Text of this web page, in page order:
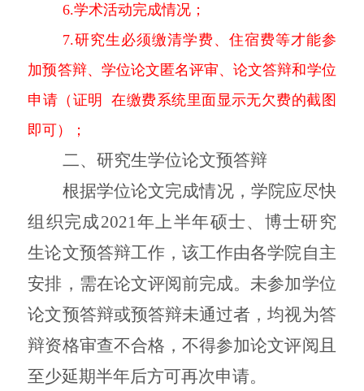
6.学术活动完成情况；
7.研究生必须缴清学费、住宿费等才能参
加预答辩、学位论文匿名评审、论文答辩和学位
申请（证明 在缴费系统里面显示无欠费的截图
即可）；
二、研究生学位论文预答辩
根据学位论文完成情况，学院应尽快
组织完成2021年上半年硕士、博士研究
生论文预答辩工作，该工作由各学院自主
安排，需在论文评阅前完成。未参加学位
论文预答辩或预答辩未通过者，均视为答
辩资格审查不合格，不得参加论文评阅且
至少延期半年后方可再次申请。